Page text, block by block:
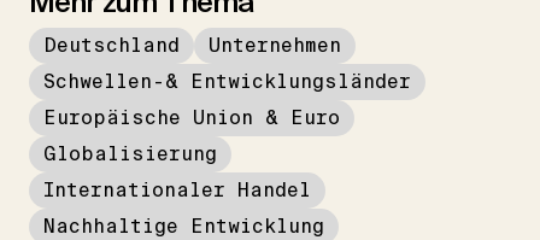
Deutschland
Unternehmen
Schwellen-& Entwicklungsländer
Europäische Union & Euro
Globalisierung
Internationaler Handel
Nachhaltige Entwicklung